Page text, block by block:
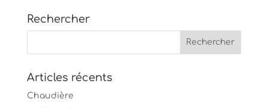
Rechercher
Articles récents
Chaudière